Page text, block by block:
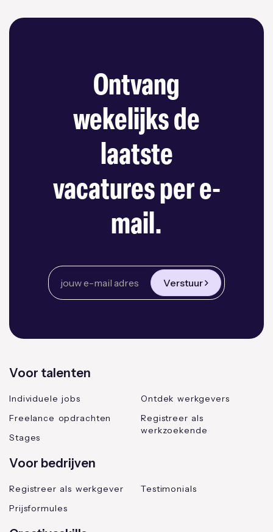
Ontvang
wekelijks de
laatste
vacatures per e-
mail.
Verstuur
Voor talenten
Individuele jobs
Freelance opdrachten
Stages
Ontdek werkgevers
Registreer als
werkzoekende
Voor bedrijven
Registreer als werkgever
Prijsformules
Testimonials